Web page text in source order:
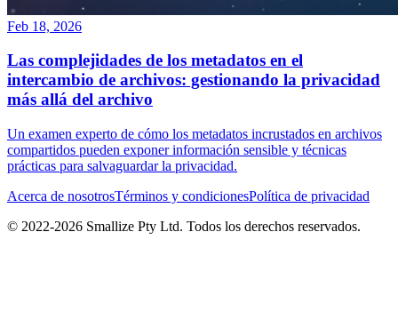
Feb 18, 2026
Las complejidades de los metadatos en el
intercambio de archivos: gestionando la privacidad
más allá del archivo
Un examen experto de cómo los metadatos incrustados en archivos
compartidos pueden exponer información sensible y técnicas
prácticas para salvaguardar la privacidad.
Acerca de nosotrosTérminos y condicionesPolítica de privacidad
© 2022-2026 Smallize Pty Ltd. Todos los derechos reservados.